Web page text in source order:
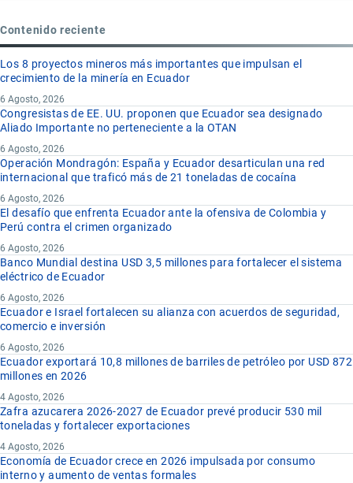
Contenido reciente
Los 8 proyectos mineros más importantes que impulsan el
crecimiento de la minería en Ecuador
6 Agosto, 2026
Congresistas de EE. UU. proponen que Ecuador sea designado
Aliado Importante no perteneciente a la OTAN
6 Agosto, 2026
Operación Mondragón: España y Ecuador desarticulan una red
internacional que traficó más de 21 toneladas de cocaína
6 Agosto, 2026
El desafío que enfrenta Ecuador ante la ofensiva de Colombia y
Perú contra el crimen organizado
6 Agosto, 2026
Banco Mundial destina USD 3,5 millones para fortalecer el sistema
eléctrico de Ecuador
6 Agosto, 2026
Ecuador e Israel fortalecen su alianza con acuerdos de seguridad,
comercio e inversión
6 Agosto, 2026
Ecuador exportará 10,8 millones de barriles de petróleo por USD 872
millones en 2026
4 Agosto, 2026
Zafra azucarera 2026-2027 de Ecuador prevé producir 530 mil
toneladas y fortalecer exportaciones
4 Agosto, 2026
Economía de Ecuador crece en 2026 impulsada por consumo
interno y aumento de ventas formales